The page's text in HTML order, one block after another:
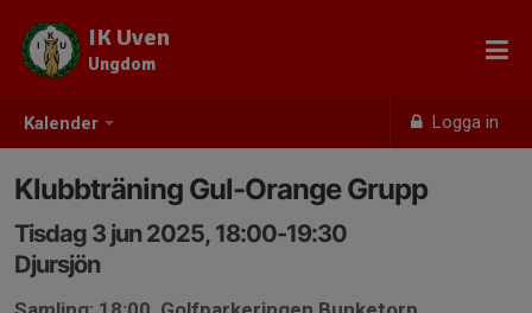
Kalender Logga in
IK Uven
Ungdom
Klubbträning Gul-Orange Grupp
Tisdag 3 jun 2025, 18:00-19:30
Djursjön